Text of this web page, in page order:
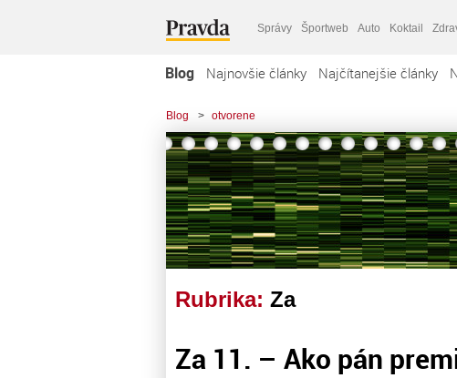
Správy Športweb Auto Koktail
Blog Najnovšie články Najčítanejšie články
Blog > otvorene
Rubrika: Za
Za 11. – Ako pán